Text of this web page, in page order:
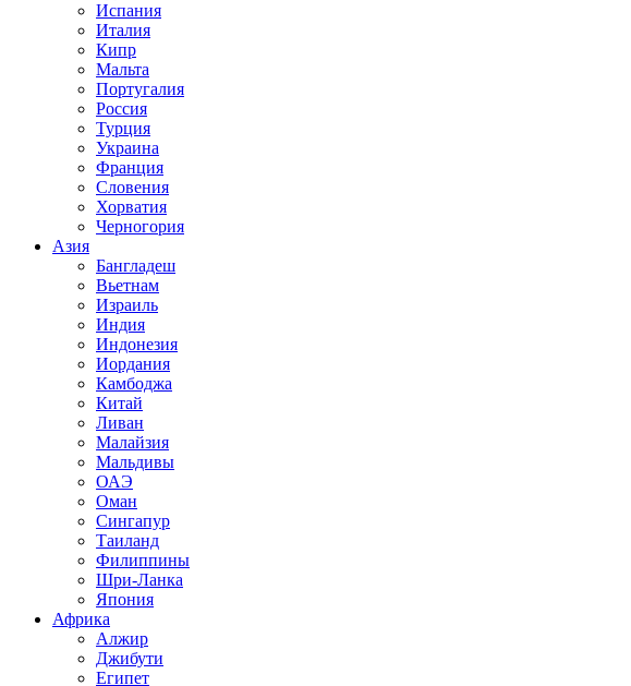
Испания
Италия
Кипр
Мальта
Португалия
Россия
Турция
Украина
Франция
Словения
Хорватия
Черногория
Азия
Бангладеш
Вьетнам
Израиль
Индия
Индонезия
Иордания
Камбоджа
Китай
Ливан
Малайзия
Мальдивы
ОАЭ
Оман
Сингапур
Таиланд
Филиппины
Шри-Ланка
Япония
Африка
Алжир
Джибути
Египет